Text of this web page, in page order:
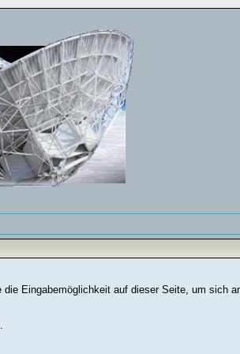
Eingabemöglichkeit auf dieser Seite, um sich